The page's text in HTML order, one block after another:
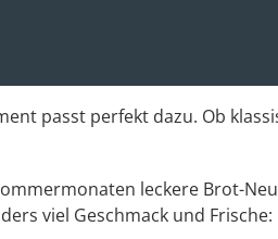
passt perfekt dazu. Ob
leckere Brot-
viel Geschmack und Frische: